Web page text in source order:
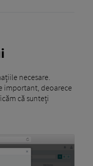
necesare.
important, deoarece
că sunteți